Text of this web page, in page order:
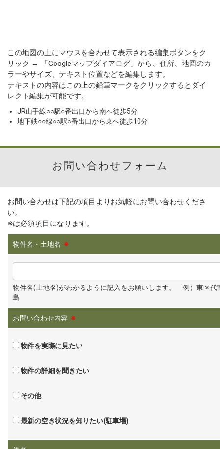
この地図の上にマウスを合わせて表示される編集ボタンをク
リック → 「Googleマップダイアログ」から、住所、地図のカ
ラーやサイズ、テキスト位置などを編集します。
テキストの内容はこの上の鉛筆マークをクリックするとダイ
レクト編集が可能です。
JR山手線○○駅○番出口から南へ徒歩5分
地下鉄○○線○○駅○番出口から東へ徒歩10分
お問い合わせフォーム
お問い合わせは下記の項目よりお気軽にお問い合わせくださ
い。
※は必須項目になります。
物件名・土地名 ※
物件名(土地名)がわかるように記入をお願いします。 例）東区代
島
お問い合わせ内容 ※
物件を実際に見たい
物件の詳細を聞きたい
その他
最新の空き状況を知りたい(駐車場)